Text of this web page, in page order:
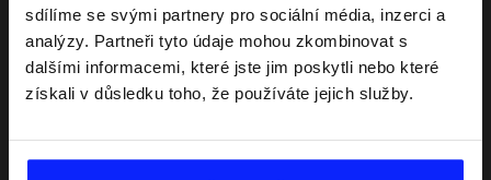
sdílíme se svými partnery pro sociální média, inzerci a
analýzy. Partneři tyto údaje mohou zkombinovat s
dalšími informacemi, které jste jim poskytli nebo které
získali v důsledku toho, že používáte jejich služby.